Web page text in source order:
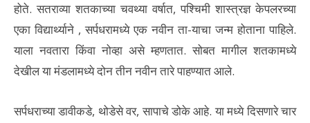
होते. सतराव्या शतकाच्या चवथ्या वर्षात, पश्चिमी शास्त्रज्ञ केपलरच्या
एका विद्यार्थ्याने , सर्पधरामध्ये एक नवीन ता-याचा जन्म होताना पाहिले.
याला नवतारा किंवा नोव्हा असे म्हणतात. सोबत मागील शतकामध्ये
देखील या मंडलामध्ये दोन तीन नवीन तारे पाहण्यात आले.
सर्पधराच्या डावीकडे, थोडेसे वर, सापाचे डोके आहे. या मध्ये दिसणारे चार